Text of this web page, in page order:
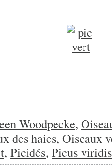
Woodpecke,
des haies, Oiseaux
, Picidés, Picus viridis